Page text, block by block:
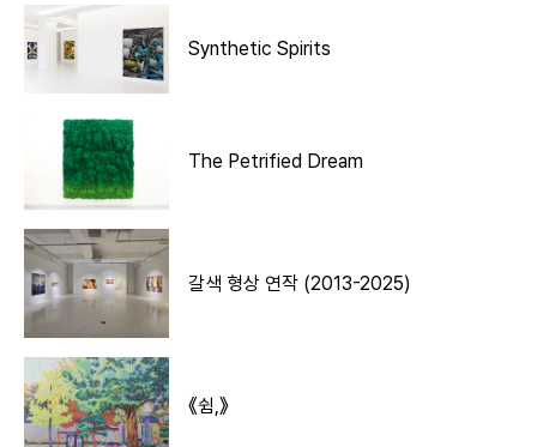
Synthetic Spirits
The Petrified Dream
갈색 형상 연작 (2013-2025)
《쉼,》